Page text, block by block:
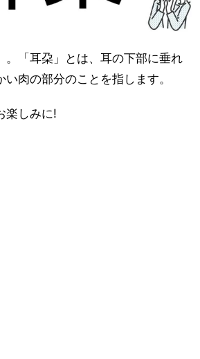
。「耳朶」とは、耳の下部に垂れ
肉の部分のことを指します。
楽しみに!